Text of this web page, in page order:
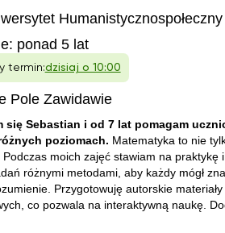
ponad 5 lat
termin:dzisiaj o 10:00
Pole Zawidawie
się Sebastian i od 7 lat pomagam
poziomach. Matematyka to nie
moich zajęć stawiam na praktykę i
różnymi metodami, aby każdy mógł
Przygotowuję autorskie
co pozwala na interaktywną naukę.